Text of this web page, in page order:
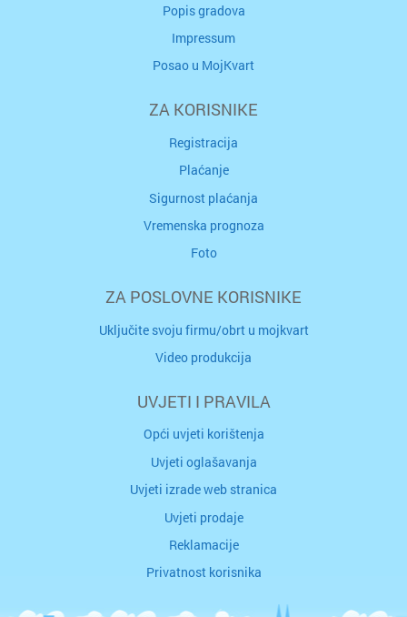
Popis gradova
Impressum
Posao u MojKvart
ZA KORISNIKE
Registracija
Plaćanje
Sigurnost plaćanja
Vremenska prognoza
Foto
ZA POSLOVNE KORISNIKE
Uključite svoju firmu/obrt u mojkvart
Video produkcija
UVJETI I PRAVILA
Opći uvjeti korištenja
Uvjeti oglašavanja
Uvjeti izrade web stranica
Uvjeti prodaje
Reklamacije
Privatnost korisnika